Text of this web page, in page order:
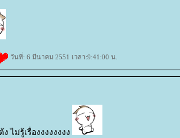
วันที่: 6 มีนาคม 2551 เวลา:9:41:00 น.
ง ไม่รู้เรื่องงงงงงงง